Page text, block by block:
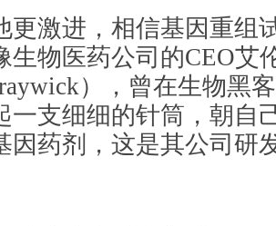
更激进，相信基因重组
生物医药公司的CEO艾
），曾在生物黑
一支细细的针筒，朝自
因药剂，这是其公司研